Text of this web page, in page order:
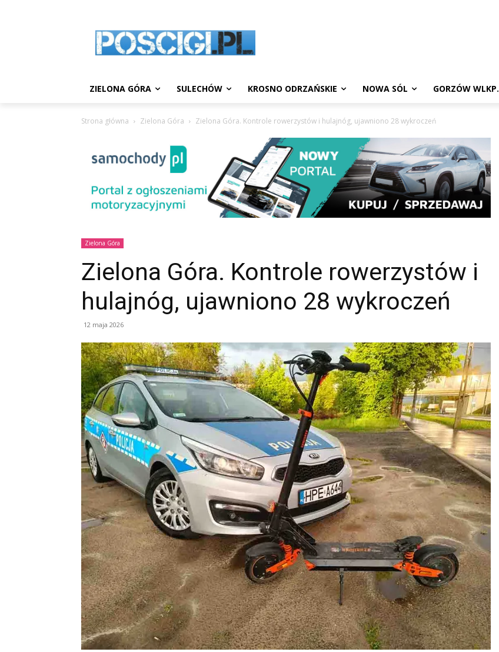
ZIELONA GÓRA SULECHÓW KROSNO ODRZAŃSKIE NOWA SÓL GORZÓW WLKP.
Strona główna Zielona Góra Zielona Góra. Kontrole rowerzystów i hulajnóg, ujawniono 28 wykroczeń
Zielona Góra
Zielona Góra. Kontrole rowerzystów i
hulajnóg, ujawniono 28 wykroczeń
12 maja 2026